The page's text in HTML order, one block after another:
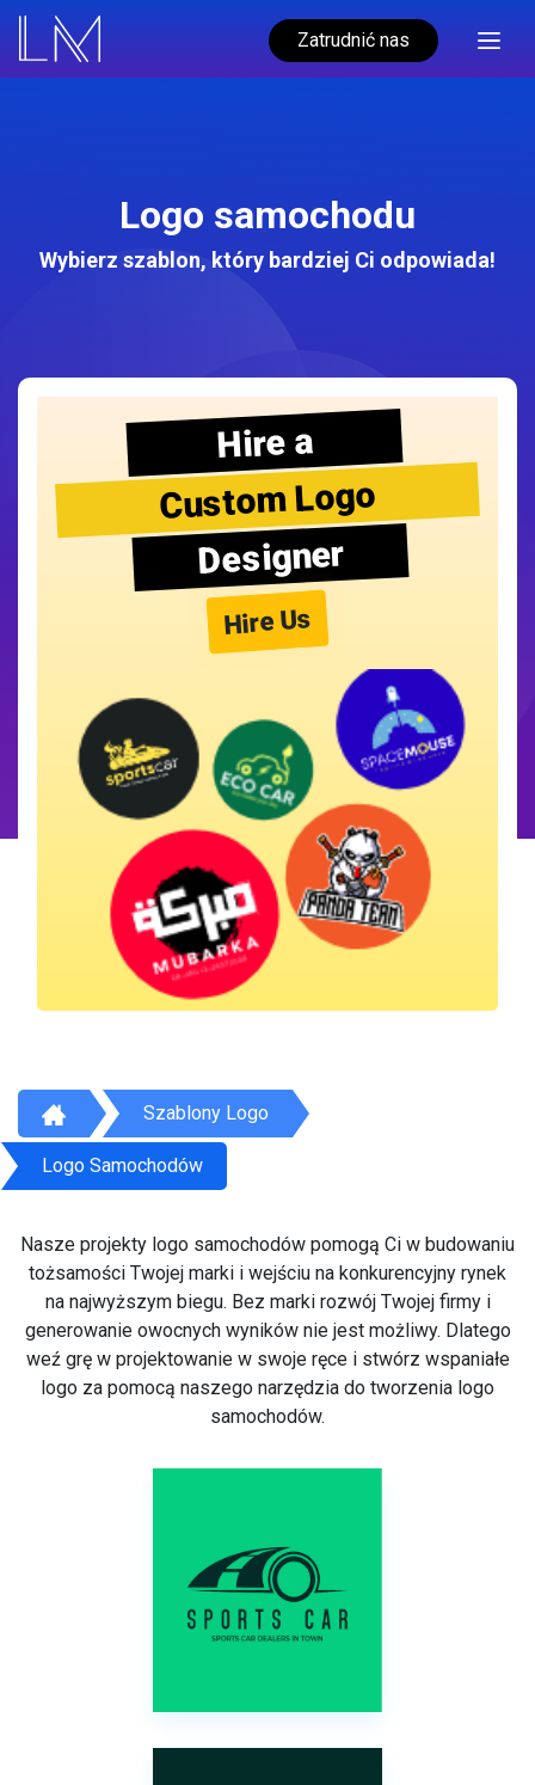
Zatrudnić nas
Logo samochodu
Wybierz szablon, który bardziej Ci odpowiada!
Hire a
Custom Logo
Designer
Hire Us
Szablony Logo
Logo Samochodów
Nasze projekty logo samochodów pomogą Ci w budowaniu
tożsamości Twojej marki i wejściu na konkurencyjny rynek
na najwyższym biegu. Bez marki rozwój Twojej firmy i
generowanie owocnych wyników nie jest możliwy. Dlatego
weź grę w projektowanie w swoje ręce i stwórz wspaniałe
logo za pomocą naszego narzędzia do tworzenia logo
samochodów.